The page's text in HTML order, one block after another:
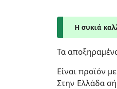
H συκιά
Τα
Είναι προϊόν
Στην Ελλάδα